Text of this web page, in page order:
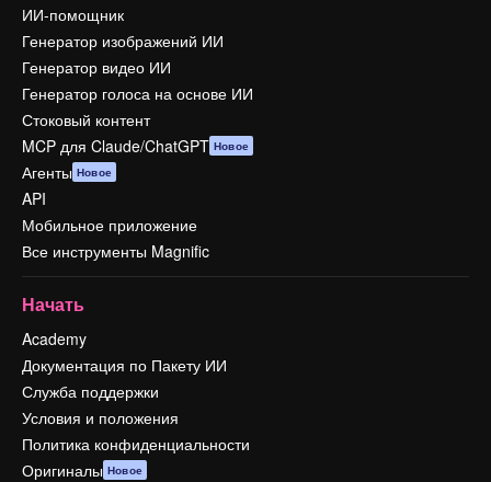
ИИ-помощник
Генератор изображений ИИ
Генератор видео ИИ
Генератор голоса на основе ИИ
Стоковый контент
MCP для Claude/ChatGPT Новое
Агенты Новое
API
Мобильное приложение
Все инструменты Magnific
Начать
Academy
Документация по Пакету ИИ
Служба поддержки
Условия и положения
Политика конфиденциальности
Оригиналы Новое